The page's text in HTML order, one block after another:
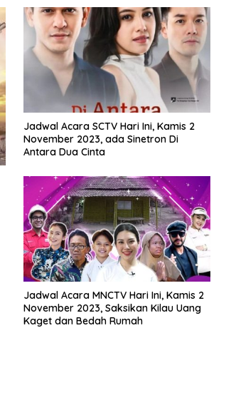
Jadwal Acara SCTV Hari Ini, Kamis 2
November 2023, ada Sinetron Di
Antara Dua Cinta
Jadwal Acara MNCTV Hari Ini, Kamis 2
November 2023, Saksikan Kilau Uang
Kaget dan Bedah Rumah